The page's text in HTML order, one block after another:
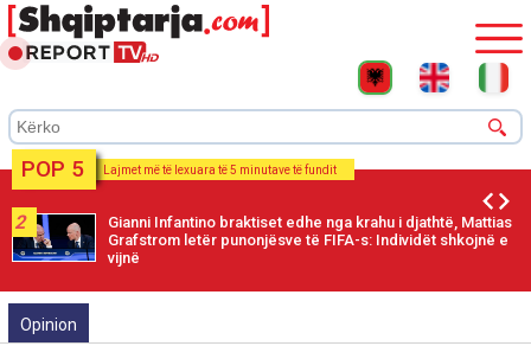
POP 5 Lajmet më të lexuara të 5 minutave të fundit
2
Gianni Infantino braktiset edhe nga krahu i djathtë, Mattias
Grafstrom letër punonjësve të FIFA-s: Individët shkojnë e
vijnë
Opinion